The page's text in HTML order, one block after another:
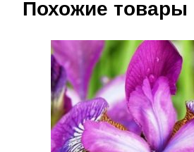
Похожие товары